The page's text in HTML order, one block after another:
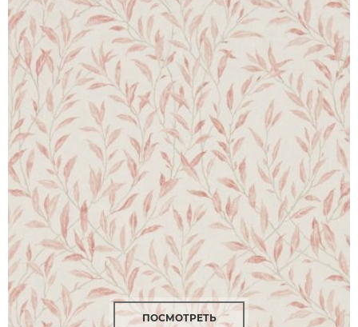
ПОСМОТРЕТЬ